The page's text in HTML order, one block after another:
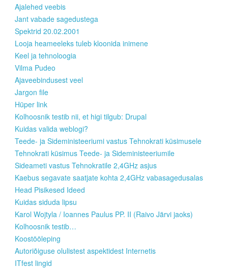
Ajalehed veebis
Jant vabade sagedustega
Spektrid 20.02.2001
Looja heameeleks tuleb kloonida inimene
Keel ja tehnoloogia
Vilma Pudeo
Ajaveebindusest veel
Jargon file
Hüper link
Kolhoosnik testib nii, et higi tilgub: Drupal
Kuidas valida weblogi?
Teede- ja Sideministeeriumi vastus Tehnokrati küsimusele
Tehnokrati küsimus Teede- ja Sideministeeriumile
Sideameti vastus Tehnokratile 2,4GHz asjus
Kaebus segavate saatjate kohta 2,4GHz vabasagedusalas
Head Pisikesed Ideed
Kuidas siduda lipsu
Karol Wojtyla / Ioannes Paulus PP. II (Raivo Järvi jaoks)
Kolhoosnik testib…
Koostööleping
Autoriõiguse olulistest aspektidest Internetis
ITfest lingid